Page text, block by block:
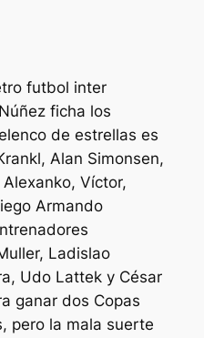
ficha los
de estrellas es
Alan Simonsen,
Víctor,
Armando
Ladislao
Udo Lattek y César
ganar dos Copas
pero la mala suerte